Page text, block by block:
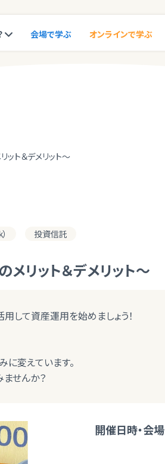
会場で学ぶ オンラインで学ぶ
ト＆デメリット～
投資信託
リット＆デメリット～
して資産運用を始めましょう！
変えています。
せんか？
開催日時・会場